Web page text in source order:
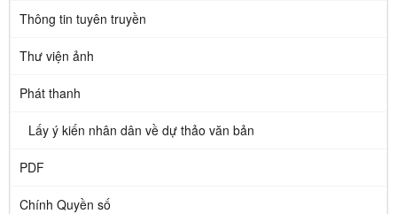
Thông tin tuyên truyền
Thư viện ảnh
Phát thanh
Lấy ý kiến nhân dân về dự thảo văn bản
PDF
Chính Quyền số